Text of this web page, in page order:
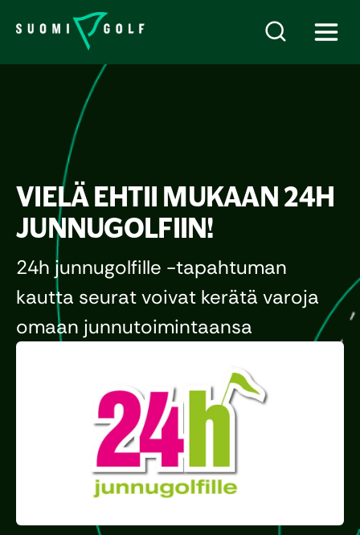
VIELÄ EHTII MUKAAN 24H
JUNNUGOLFIIN!
24h junnugolfille -tapahtuman
kautta seurat voivat kerätä varoja
omaan junnutoimintaansa